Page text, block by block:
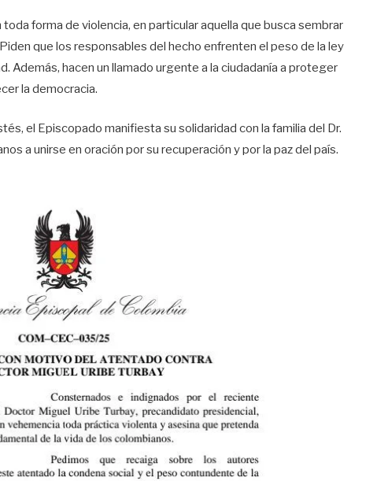
forma de violencia, en particular aquella que busca sembrar
que los responsables del hecho enfrenten el peso de la ley
Además, hacen un llamado urgente a la ciudadanía a proteger
la democracia.
el Episcopado manifiesta su solidaridad con la familia del Dr.
a unirse en oración por su recuperación y por la paz del país.